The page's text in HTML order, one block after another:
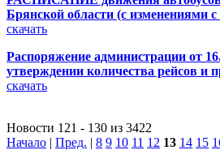
Брянской области (с изменениями с
скачать
Распоряжение администрации от
утверждении количества рейсов и
скачать
Новости 121 - 130 из 3422
Начало | Пред. | 8 9 10 11 12 13 14 15